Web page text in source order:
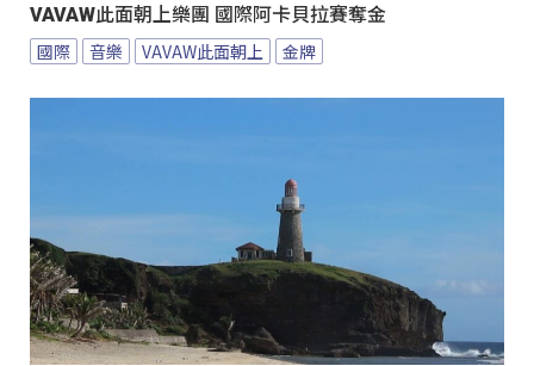
VAVAW此面朝上樂團 國際阿卡貝拉賽奪金
國際 音樂 VAVAW此面朝上 金牌